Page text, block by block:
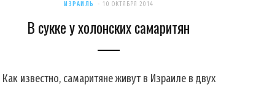
ИЗРАИЛЬ 10 ОКТЯБРЯ 2014
В сукке у холонских самаритян
Как известно, самаритяне живут в Израиле в двух